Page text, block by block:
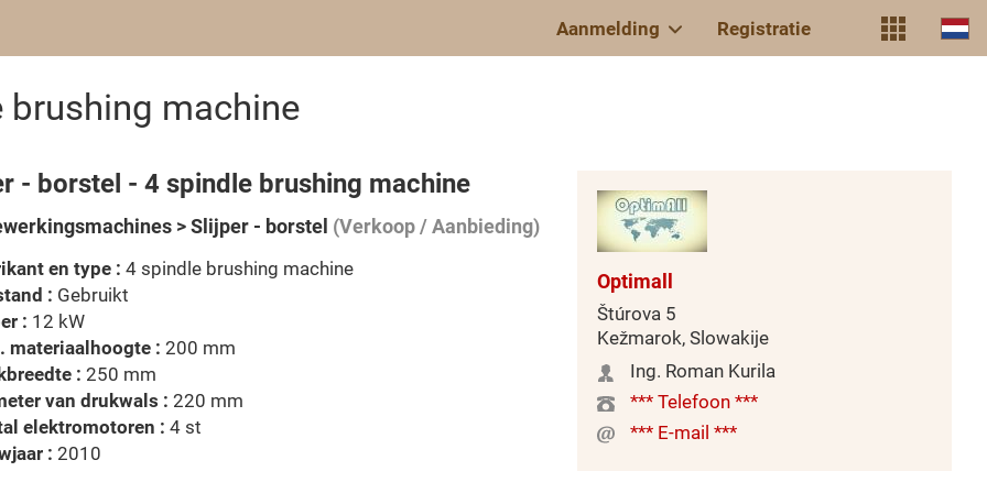
Aanmelding Registratie
machine
- borstel - 4 spindle brushing machine
> Slijper - borstel (Verkoop / Aanbieding)
en type : 4 spindle brushing machine
: Gebruikt
: 12 kW
materiaalhoogte : 200 mm
: 250 mm
van drukwals : 220 mm
elektromotoren : 4 st
: 2010
Optimall
Štúrova 5
Kežmarok, Slowakije
Ing. Roman Kurila
*** Telefoon ***
*** E-mail ***